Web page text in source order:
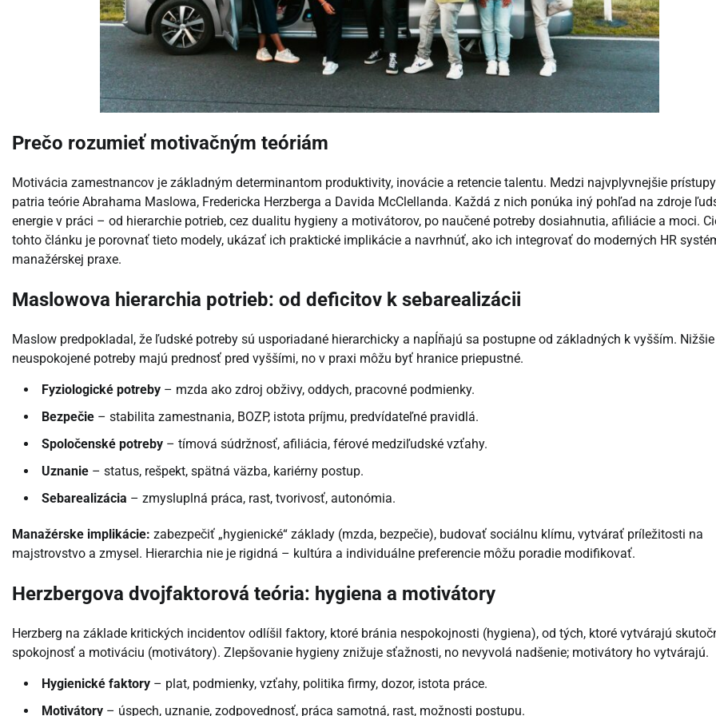
Prečo rozumieť motivačným teóriám
Motivácia zamestnancov je základným determinantom produktivity, inovácie a retencie talentu. Medzi najvplyvnejšie prístupy
patria teórie Abrahama Maslowa, Fredericka Herzberga a Davida McClellanda. Každá z nich ponúka iný pohľad na zdroje
energie v práci – od hierarchie potrieb, cez dualitu hygieny a motivátorov, po naučené potreby dosiahnutia, afiliácie a moci.
tohto článku je porovnať tieto modely, ukázať ich praktické implikácie a navrhnúť, ako ich integrovať do moderných HR
manažérskej praxe.
Maslowova hierarchia potrieb: od deficitov k sebarealizácii
Maslow predpokladal, že ľudské potreby sú usporiadané hierarchicky a napĺňajú sa postupne od základných k vyšším. Nižšie
neuspokojené potreby majú prednosť pred vyššími, no v praxi môžu byť hranice priepustné.
Fyziologické potreby – mzda ako zdroj obživy, oddych, pracovné podmienky.
Bezpečie – stabilita zamestnania, BOZP, istota príjmu, predvídateľné pravidlá.
Spoločenské potreby – tímová súdržnosť, afiliácia, férové medziľudské vzťahy.
Uznanie – status, rešpekt, spätná väzba, kariérny postup.
Sebarealizácia – zmysluplná práca, rast, tvorivosť, autonómia.
Manažérske implikácie: zabezpečiť „hygienické“ základy (mzda, bezpečie), budovať sociálnu klímu, vytvárať príležitosti na
majstrovstvo a zmysel. Hierarchia nie je rigidná – kultúra a individuálne preferencie môžu poradie modifikovať.
Herzbergova dvojfaktorová teória: hygiena a motivátory
Herzberg na základe kritických incidentov odlíšil faktory, ktoré bránia nespokojnosti (hygiena), od tých, ktoré vytvárajú
spokojnosť a motiváciu (motivátory). Zlepšovanie hygieny znižuje sťažnosti, no nevyvolá nadšenie; motivátory ho vytvárajú.
Hygienické faktory – plat, podmienky, vzťahy, politika firmy, dozor, istota práce.
Motivátory – úspech, uznanie, zodpovednosť, práca samotná, rast, možnosti postupu.